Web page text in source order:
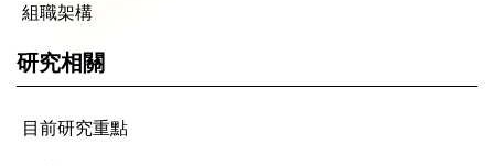
組職架構
研究相關
目前研究重點